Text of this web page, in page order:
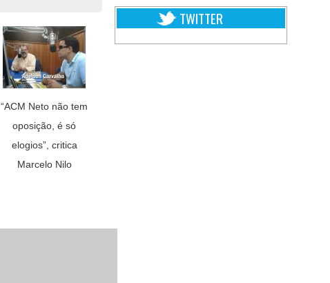
“ACM Neto não tem
oposição, é só
elogios”, critica
Marcelo Nilo
TWITTER